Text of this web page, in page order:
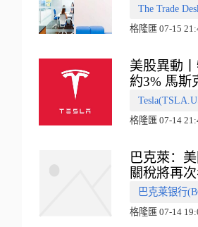
普500指數
The Trade
格隆匯 07-15
美股異動
約3% 馬斯
會有‘史詩
格隆匯 07-14
巴克萊：
關稅將再
巴克莱银行
格隆匯 07-14